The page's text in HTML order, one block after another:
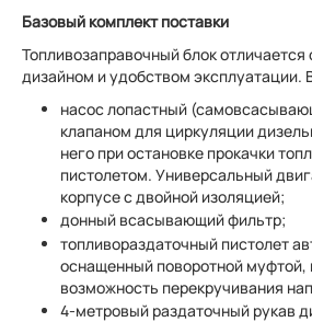
Базовый комплект поставки
Топливозаправочный блок
дизайном и удобством эксплуатации.
насос лопастный
клапаном для циркуляции
него при остановке прокачки
пистолетом. Универсальный
корпусе с двойной изоляцией;
донный всасывающий фильтр;
топливораздаточный пистолет
оснащенный поворотной
возможность перекручивания
4-метровый раздаточный рукав